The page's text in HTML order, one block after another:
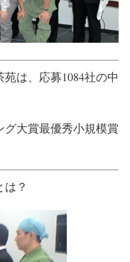
は、応募1084社の中
大賞最優秀小規模賞
？